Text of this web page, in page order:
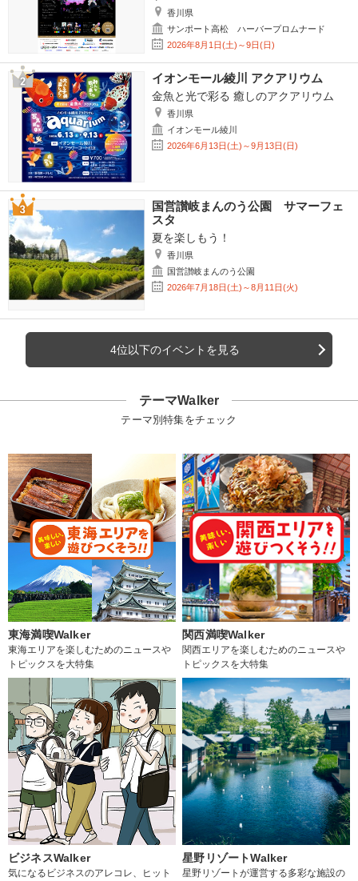
香川県
サンポート高松 ハーバープロムナード
2026年8月1日(土)～9日(日)
イオンモール綾川 アクアリウム
金魚と光で彩る 癒しのアクアリウム
香川県
イオンモール綾川
2026年6月13日(土)～9月13日(日)
国営讃岐まんのう公園 サマーフェ
スタ
夏を楽しもう！
香川県
国営讃岐まんのう公園
2026年7月18日(土)～8月11日(火)
4位以下のイベントを見る
テーマWalker
テーマ別特集をチェック
東海満喫Walker
東海エリアを楽しむためのニュースや
トピックスを大特集
関西満喫Walker
関西エリアを楽しむためのニュースや
トピックスを大特集
ビジネスWalker
気になるビジネスのアレコレ、ヒット
星野リゾートWalker
星野リゾートが運営する多彩な施設の